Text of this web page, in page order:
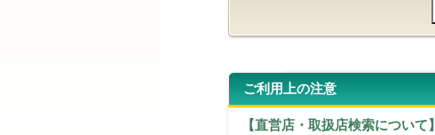
ご利用上の注意
【直営店・取扱店検索について】